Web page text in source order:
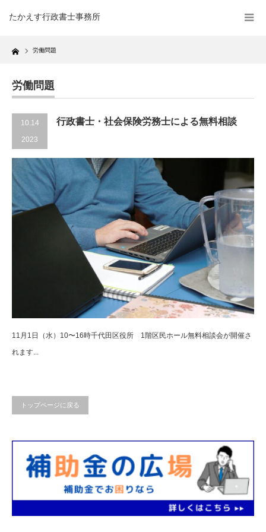
たかえす行政書士事務所
Home 労働問題
労働問題
10.14
2023
行政書士・社会保険労務士による無料相談
11月1日（水）10〜16時千代田区役所 1階区民ホール無料相談会が開催さ
れます...
トップページに戻る